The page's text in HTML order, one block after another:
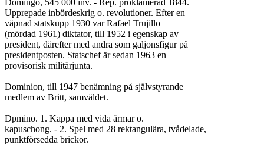
Domingo, 545 000 inv. - Rep. proklamerad 1844.
Upprepade inbördeskrig o. revolutioner. Efter en
väpnad statskupp 1930 var Rafael Trujillo
(mördad 1961) diktator, till 1952 i egenskap av
president, därefter med andra som galjonsfigur på
presidentposten. Statschef är sedan 1963 en
provisorisk militärjunta.
Dominion, till 1947 benämning på självstyrande
medlem av Britt, samväldet.
Dpmino. 1. Kappa med vida ärmar o.
kapuschong. - 2. Spel med 28 rektangulära, tvådelade,
punktförsedda brickor.